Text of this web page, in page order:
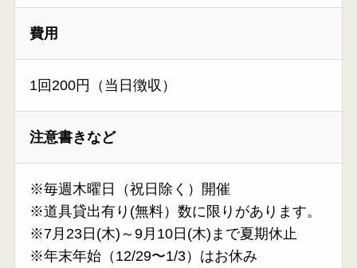
費用
1回200円（当日徴収）
注意書きなど
※毎週木曜日（祝日除く）開催
※道具貸出有り(無料）数に限りがあります。
※7月23日(木)～9月10日(木)まで夏期休止
※年末年始（12/29〜1/3）はお休み